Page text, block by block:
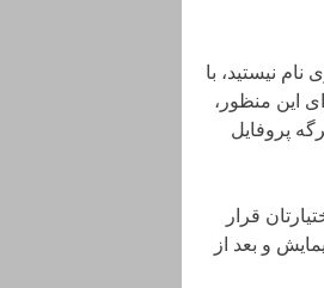
نام نیستید، با
این منظور،
پروفایل
قرار
و بعد از